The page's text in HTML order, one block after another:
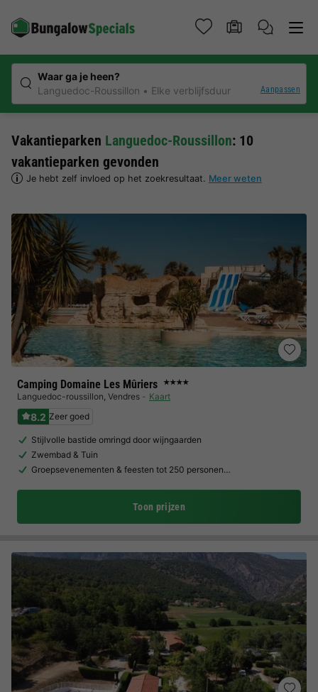
Waar ga je heen?
Languedoc-Roussillon
Elke verblijfsduur Aanpassen
Vakantieparken Languedoc-Roussillon: 10
vakantieparken gevonden
Je hebt zelf invloed op het zoekresultaat. Meer weten
Camping Domaine Les Mûriers ★★★★
Languedoc-roussillon, Vendres Kaart
8.2 Zeer goed
Stijlvolle bastide omringd door wijngaarden
Zwembad & Tuin
Groepsevenementen & feesten tot 250 personen…
Toon prijzen